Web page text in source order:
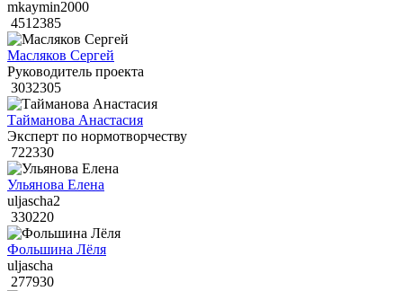
mkaymin2000
4512385
Масляков Сергей
Руководитель проекта
3032305
Тайманова Анастасия
Эксперт по нормотворчеству
722330
Ульянова Елена
uljascha2
330220
Фольшина Лёля
uljascha
277930